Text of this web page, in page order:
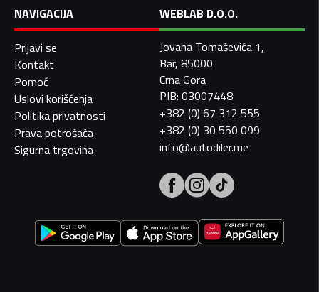
NAVIGACIJA
Prijavi se
Kontakt
Pomoć
Uslovi korišćenja
Politika privatnosti
Prava potrošača
Sigurna trgovina
WEBLAB D.O.O.
Jovana Tomaševića 1,
Bar, 85000
Crna Gora
PIB: 03007448
+382 (0) 67 312 555
+382 (0) 30 550 099
info@autodiler.me